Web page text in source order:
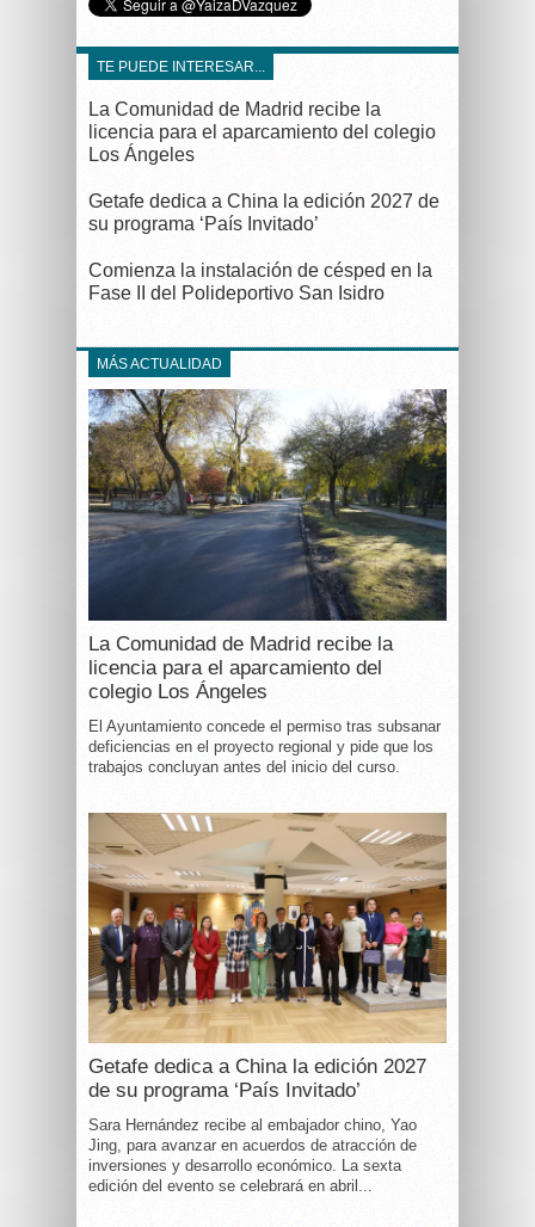
TE PUEDE INTERESAR...
La Comunidad de Madrid recibe la
licencia para el aparcamiento del colegio
Los Ángeles
Getafe dedica a China la edición 2027 de
su programa ‘País Invitado’
Comienza la instalación de césped en la
Fase II del Polideportivo San Isidro
MÁS ACTUALIDAD
La Comunidad de Madrid recibe la
licencia para el aparcamiento del
colegio Los Ángeles
El Ayuntamiento concede el permiso tras subsanar
deficiencias en el proyecto regional y pide que los
trabajos concluyan antes del inicio del curso.
Getafe dedica a China la edición 2027
de su programa ‘País Invitado’
Sara Hernández recibe al embajador chino, Yao
Jing, para avanzar en acuerdos de atracción de
inversiones y desarrollo económico. La sexta
edición del evento se celebrará en abril...